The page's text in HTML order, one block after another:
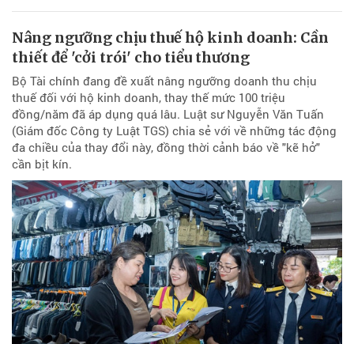
Nâng ngưỡng chịu thuế hộ kinh doanh: Cần
thiết để 'cởi trói' cho tiểu thương
Bộ Tài chính đang đề xuất nâng ngưỡng doanh thu chịu
thuế đối với hộ kinh doanh, thay thế mức 100 triệu
đồng/năm đã áp dụng quá lâu. Luật sư Nguyễn Văn Tuấn
(Giám đốc Công ty Luật TGS) chia sẻ với về những tác động
đa chiều của thay đổi này, đồng thời cảnh báo về "kẽ hở"
cần bịt kín.